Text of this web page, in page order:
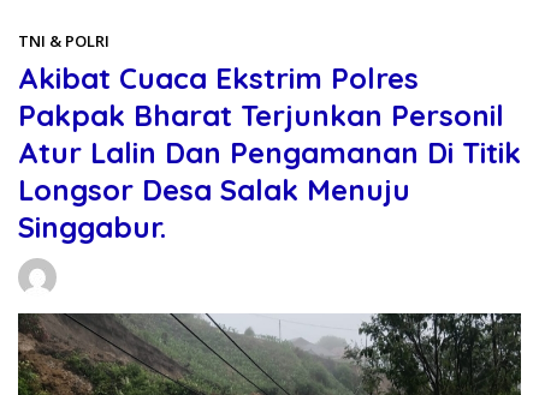
TNI & POLRI
Akibat Cuaca Ekstrim Polres
Pakpak Bharat Terjunkan Personil
Atur Lalin Dan Pengamanan Di Titik
Longsor Desa Salak Menuju
Singgabur.